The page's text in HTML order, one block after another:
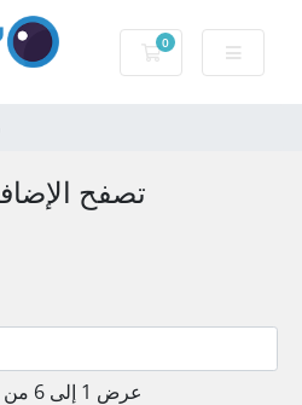
0
عربة التسوق
تصفح
عرض 1 إلى 6 من 6 مدخلات